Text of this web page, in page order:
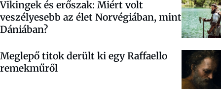
Vikingek és erőszak: Miért volt
veszélyesebb az élet Norvégiában, mint
Dániában?
Meglepő titok derült ki egy Raffaello
remekműről